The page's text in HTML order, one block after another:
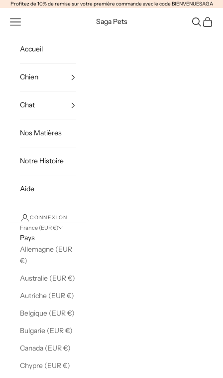
Passer au contenu
Profitez de 10% de remise sur votre première commande avec le code BIENVENUESAGA
Saga Pets
Ouvrir la navigation Ouvrir la
Voir
Accueil
Chien
Chat
Nos Matières
Notre Histoire
Aide
CONNEXION
France (EUR €)
Pays
Allemagne (EUR
€)
Australie (EUR €)
Autriche (EUR €)
Belgique (EUR €)
Bulgarie (EUR €)
Canada (EUR €)
Chypre (EUR €)